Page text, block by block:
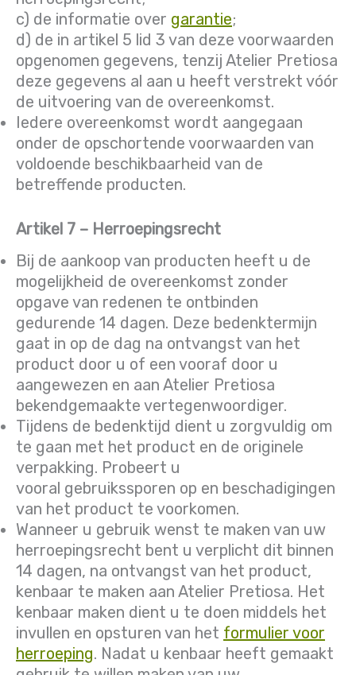
c) de informatie over garantie;
d) de in artikel 5 lid 3 van deze voorwaarden
opgenomen gegevens, tenzij Atelier Pretiosa
deze gegevens al aan u heeft verstrekt vóór
de uitvoering van de overeenkomst.
Iedere overeenkomst wordt aangegaan
onder de opschortende voorwaarden van
voldoende beschikbaarheid van de
betreffende producten.
Artikel 7 – Herroepingsrecht
Bij de aankoop van producten heeft u de
mogelijkheid de overeenkomst zonder
opgave van redenen te ontbinden
gedurende 14 dagen. Deze bedenktermijn
gaat in op de dag na ontvangst van het
product door u of een vooraf door u
aangewezen en aan Atelier Pretiosa
bekendgemaakte vertegenwoordiger.
Tijdens de bedenktijd dient u zorgvuldig om
te gaan met het product en de originele
verpakking. Probeert u
vooral gebruikssporen op en beschadigingen
van het product te voorkomen.
Wanneer u gebruik wenst te maken van uw
herroepingsrecht bent u verplicht dit binnen
14 dagen, na ontvangst van het product,
kenbaar te maken aan Atelier Pretiosa. Het
kenbaar maken dient u te doen middels het
invullen en opsturen van het formulier voor
herroeping. Nadat u kenbaar heeft gemaakt